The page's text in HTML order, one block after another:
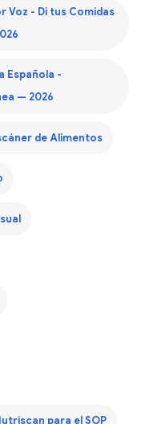
Voz - Di tus Comidas
Española -
— 2026
de Alimentos
para el SOP